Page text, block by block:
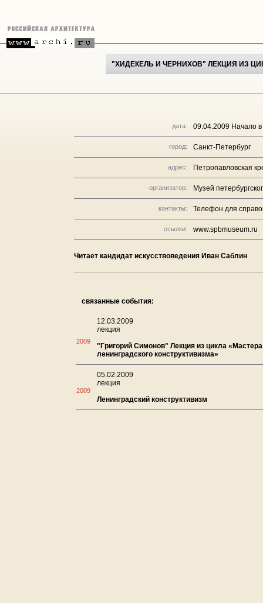
"ХИДЕКЕЛЬ И ЧЕРНИХОВ" ЛЕКЦИЯ ИЗ
дата: 09.04.2009 Начало
город: Санкт-Петербург
адрес: Петропавловская
организатор: Музей
контакты: Телефон для
ссылки: www.spbmuseum.ru
Читает кандидат искусствоведения Иван Саблин
связанные события:
2009
12.03.2009
лекция
"Григорий Симонов" Лекция из цикла
ленинградского конструктивизма»
2009
05.02.2009
лекция
Ленинградский конструктивизм